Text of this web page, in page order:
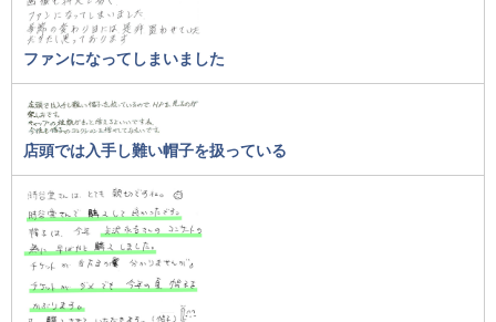
ファンになってしまいました
店頭では入手し難い帽子を扱っている